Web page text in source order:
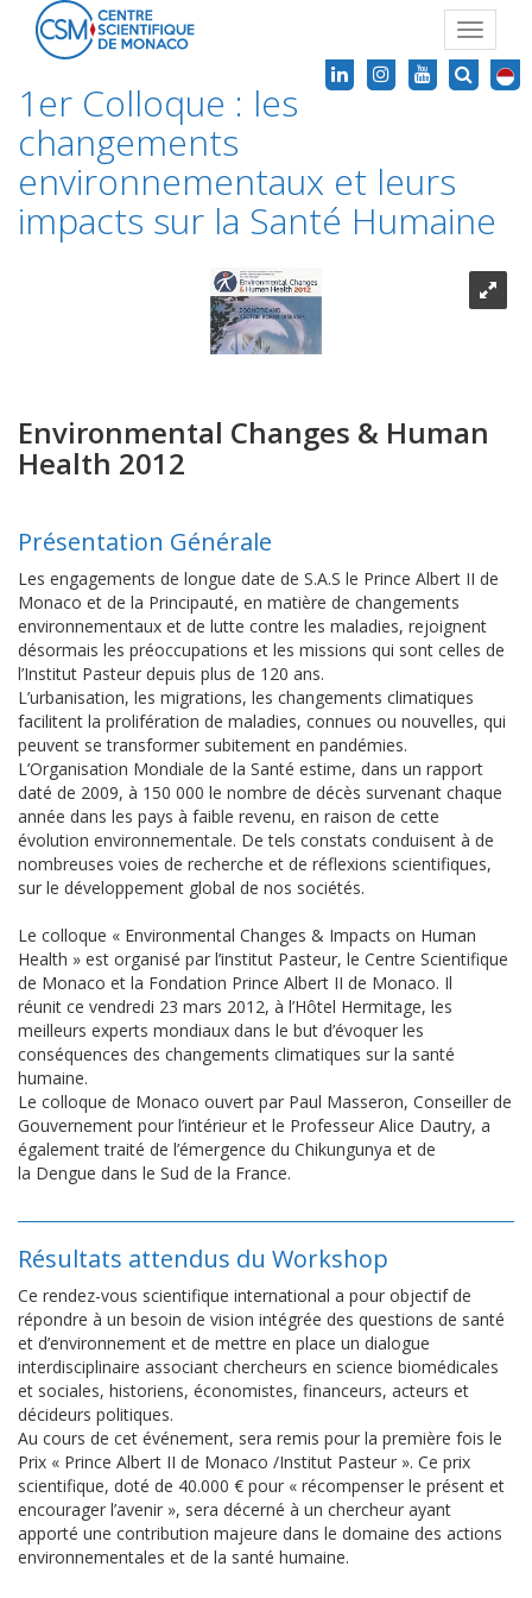
Toggle
1er Colloque : les
changements
environnementaux et leurs
impacts sur la Santé Humaine
Environmental Changes & Human
Health 2012
Présentation Générale
Les engagements de longue date de S.A.S le Prince Albert II de
Monaco et de la Principauté, en matière de changements
environnementaux et de lutte contre les maladies, rejoignent
désormais les préoccupations et les missions qui sont celles de
l’Institut Pasteur depuis plus de 120 ans.
L’urbanisation, les migrations, les changements climatiques
facilitent la prolifération de maladies, connues ou nouvelles, qui
peuvent se transformer subitement en pandémies.
L’Organisation Mondiale de la Santé estime, dans un rapport
daté de 2009, à 150 000 le nombre de décès survenant chaque
année dans les pays à faible revenu, en raison de cette
évolution environnementale. De tels constats conduisent à de
nombreuses voies de recherche et de réflexions scientifiques,
sur le développement global de nos sociétés.
Le colloque « Environmental Changes & Impacts on Human
Health » est organisé par l’institut Pasteur, le Centre Scientifique
de Monaco et la Fondation Prince Albert II de Monaco. Il
réunit ce vendredi 23 mars 2012, à l’Hôtel Hermitage, les
meilleurs experts mondiaux dans le but d’évoquer les
conséquences des changements climatiques sur la santé
humaine.
Le colloque de Monaco ouvert par Paul Masseron, Conseiller de
Gouvernement pour l’intérieur et le Professeur Alice Dautry, a
également traité de l’émergence du Chikungunya et de
la Dengue dans le Sud de la France.
Résultats attendus du Workshop
Ce rendez-vous scientifique international a pour objectif de
répondre à un besoin de vision intégrée des questions de santé
et d’environnement et de mettre en place un dialogue
interdisciplinaire associant chercheurs en science biomédicales
et sociales, historiens, économistes, financeurs, acteurs et
décideurs politiques.
Au cours de cet événement, sera remis pour la première fois le
Prix « Prince Albert II de Monaco /Institut Pasteur ». Ce prix
scientifique, doté de 40.000 € pour « récompenser le présent et
encourager l’avenir », sera décerné à un chercheur ayant
apporté une contribution majeure dans le domaine des actions
environnementales et de la santé humaine.